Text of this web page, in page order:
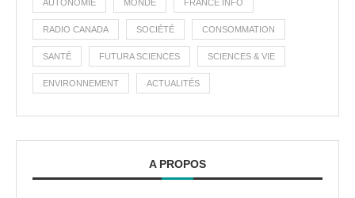
AUTONOMIE MONDE FRANCE INFO
RADIO CANADA SOCIÉTÉ CONSOMMATION
SANTÉ FUTURA SCIENCES SCIENCES & VIE
ENVIRONNEMENT ACTUALITÉS
A PROPOS